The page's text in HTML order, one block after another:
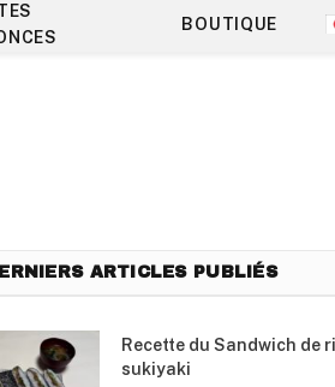
BOUTIQUE
ARTICLES PUBLIÉS
Recette du Sandwich de
sukiyaki